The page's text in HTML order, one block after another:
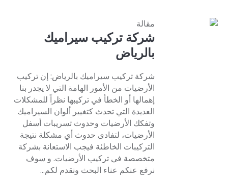
مقالة
شركة تركيب سيراميك
بالرياض
شركة تركيب سيراميك بالرياض: إن تركيب
الأرضيات من الأمور الهامة التي لا يجدر بنا
إهمالها أو الخطأ في تركيبها نظراً للمشكلات
العديدة التي تحدث كتغيير ألوان السيراميك
وتفكك الأرضيات وحدوث تسريبات أسفل
الأرضيات، لتفادى حدوث أي مشكلة نتيجة
التركيبات الخاطئة فيجب الاستعانة بشركة
متخصصة في تركيب الأرضيات. و سوف
نرفع عنكم عناء البحث ونقدم لكم...